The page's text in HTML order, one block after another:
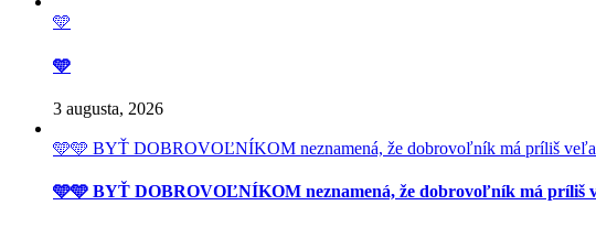
🩵
🩵
3 augusta, 2026
🩵🩵 BYŤ DOBROVOĽNÍKOM neznamená, že dobrovoľník má príliš veľa
🩵🩵 BYŤ DOBROVOĽNÍKOM neznamená, že dobrovoľník má príliš